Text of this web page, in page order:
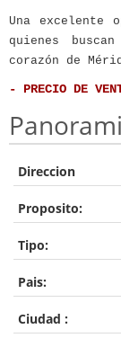
Una excelente
quienes
corazón de
- PRECIO DE
Direccion
Proposito:
Tipo:
Pais:
Ciudad :